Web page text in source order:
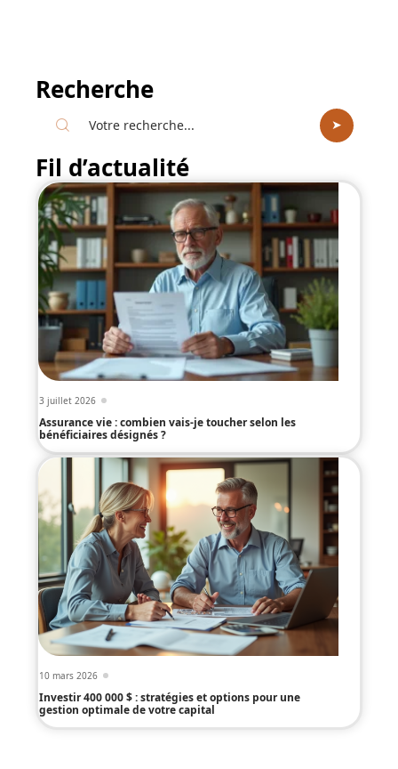
Recherche
Fil d’actualité
3 juillet 2026
Assurance vie : combien vais-je toucher selon les
bénéficiaires désignés ?
10 mars 2026
Investir 400 000 $ : stratégies et options pour une
gestion optimale de votre capital